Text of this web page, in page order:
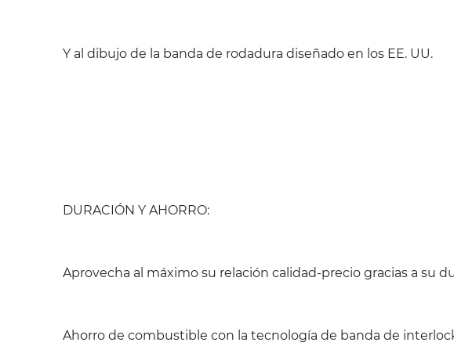
Y al dibujo de la banda de rodadura diseñado en los EE. UU.
DURACIÓN Y AHORRO:
Aprovecha al máximo su relación calidad-precio gracias a su
Ahorro de combustible con la tecnología de banda de